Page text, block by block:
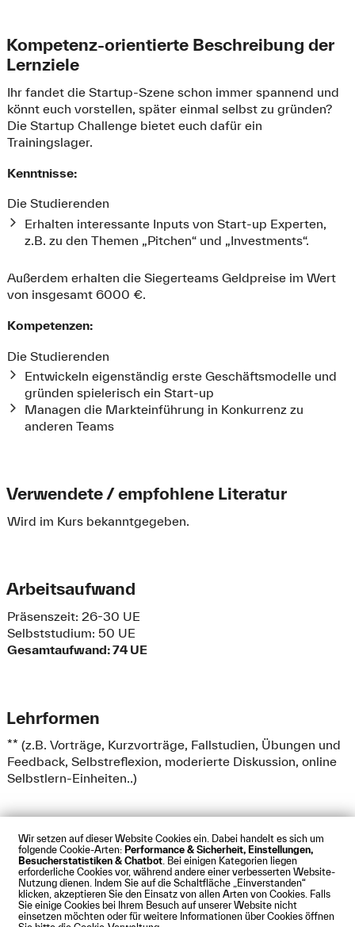
Wir setzen auf dieser Website Cookies ein. Dabei handelt es sich um
folgende Cookie-Arten: Performance & Sicherheit, Einstellungen,
Besucherstatistiken & Chatbot . Bei einigen Kategorien liegen
erforderliche Cookies vor, während andere einer verbesserten Website-
Nutzung dienen. Indem Sie auf die Schaltfläche „Einverstanden“
klicken, akzeptieren Sie den Einsatz von allen Arten von Cookies. Falls
Sie einige Cookies bei Ihrem Besuch auf unserer Website nicht
einsetzen möchten oder für weitere Informationen über Cookies öffnen
Kompetenz-orientierte Beschreibung der
Lernziele
Ihr fandet die Startup-Szene schon immer spannend und
könnt euch vorstellen, später einmal selbst zu gründen?
Die Startup Challenge bietet euch dafür ein
Trainingslager.
Kenntnisse:
Die Studierenden
Erhalten interessante Inputs von Start-up Experten,
z.B. zu den Themen „Pitchen“ und „Investments“.
Außerdem erhalten die Siegerteams Geldpreise im Wert
von insgesamt 6000 €.
Kompetenzen:
Die Studierenden
Entwickeln eigenständig erste Geschäftsmodelle und
gründen spielerisch ein Start-up
Managen die Markteinführung in Konkurrenz zu
anderen Teams
Verwendete / empfohlene Literatur
Wird im Kurs bekanntgegeben.
Arbeitsaufwand
Präsenszeit: 26-30 UE
Selbststudium: 50 UE
Gesamtaufwand: 74 UE
Lehrformen
** (z.B. Vorträge, Kurzvorträge, Fallstudien, Übungen und
Feedback, Selbstreflexion, moderierte Diskussion, online
Selbstlern-Einheiten..)
Impressum Datenschutz Cookies
Barrierefreiheit
Kontakt Presse Anfahrt Intranet Webmail
© Technische Hochschule Augsburg